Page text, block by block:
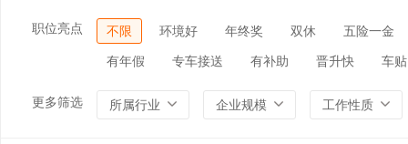
职位亮点 不限 环境好 年终奖 双休 五险一金
有年假 专车接送 有补助 晋升快 车贴
更多筛选 所属行业 企业规模 工作性质